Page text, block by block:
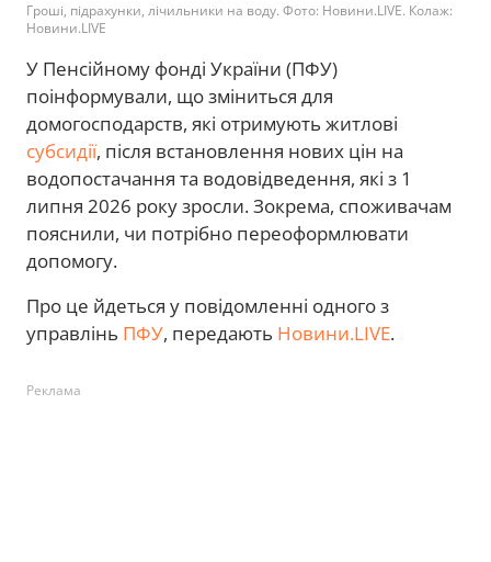
Гроші, підрахунки, лічильники на воду. Фото: Новини.LIVE. Колаж:
Новини.LIVE
У Пенсійному фонді України (ПФУ)
поінформували, що зміниться для
домогосподарств, які отримують житлові
субсидії, після встановлення нових цін на
водопостачання та водовідведення, які з 1
липня 2026 року зросли. Зокрема, споживачам
пояснили, чи потрібно переоформлювати
допомогу.
Про це йдеться у повідомленні одного з
управлінь ПФУ, передають Новини.LIVE.
Реклама